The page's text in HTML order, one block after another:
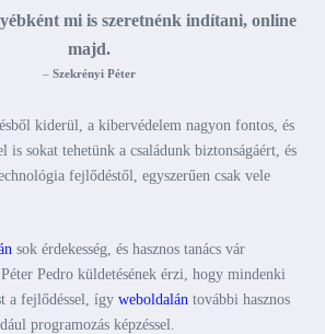
mi is szeretnénk indítani, online
majd.
–Szekrényi Péter
kiderül, a kibervédelem nagyon fontos, és
is sokat tehetünk a családunk biztonságáért, és
fejlődéstől, egyszerűen csak vele
sok érdekesség, és hasznos tanács vár
Pedro küldetésének érzi, hogy mindenki
a fejlődéssel, így weboldalán további hasznos
programozás képzéssel.